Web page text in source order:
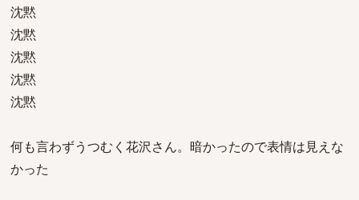
沈黙
沈黙
沈黙
沈黙
沈黙
何も言わずうつむく花沢さん。暗かったので表情は見えな
かった